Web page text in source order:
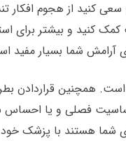
کنید از هجوم افکار
کمک کنید و بیشتر
آرامش شما بسیار مفید
همچنین قراردادن
فصلی و یا احساس
شما هستند با پزشک